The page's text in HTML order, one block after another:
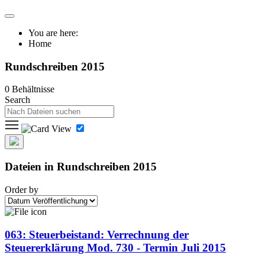
You are here:
Home
Rundschreiben 2015
0 Behältnisse
Search
Dateien in Rundschreiben 2015
Order by
063: Steuerbeistand: Verrechnung der
Steuererklärung Mod. 730 - Termin Juli 2015